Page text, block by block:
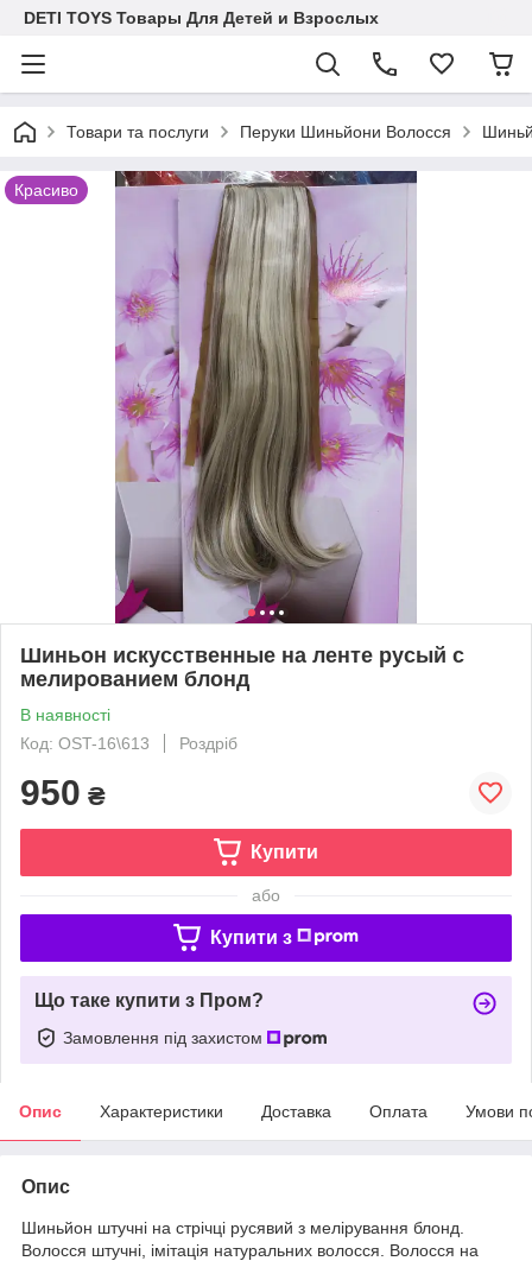
DETI TOYS Товары Для Детей и Взрослых
Товари та послуги Перуки Шиньйони Волосся
Красиво
Шиньон искусственные на ленте русый с
мелированием блонд
В наявності
Код: OST-16\613
Роздріб
950 ₴
Купити
або
Купити з
Що таке купити з Пром?
Замовлення під захистом
Опис Характеристики Доставка Оплата Умови
Опис
Шиньйон штучні на стрічці русявий з мелірування блонд.
Волосся штучні, імітація натуральних волосся. Волосся на